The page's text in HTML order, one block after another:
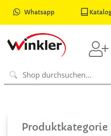
Whatsapp
Produktkategorie